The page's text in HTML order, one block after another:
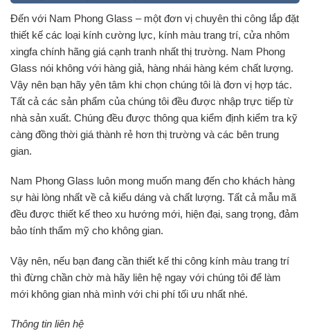
Đến với Nam Phong Glass – một đơn vị chuyên thi công lắp đặt
thiết kế các loại kính cường lực, kính màu trang trí, cửa nhôm
xingfa chính hãng giá cạnh tranh nhất thị trường. Nam Phong
Glass nói không với hàng giả, hàng nhái hàng kém chất lượng.
Vậy nên bạn hãy yên tâm khi chọn chúng tôi là đơn vị hợp tác.
Tất cả các sản phẩm của chúng tôi đều được nhập trực tiếp từ
nhà sản xuất. Chúng đều được thông qua kiểm định kiểm tra kỹ
càng đồng thời giá thành rẻ hơn thị trường và các bên trung
gian.
Nam Phong Glass luôn mong muốn mang đến cho khách hàng
sự hài lòng nhất về cả kiểu dáng và chất lượng. Tất cả mẫu mã
đều được thiết kế theo xu hướng mới, hiện đại, sang trọng, đảm
bảo tính thẩm mỹ cho không gian.
Vậy nên, nếu bạn đang cần thiết kế thi công kính màu trang trí
thì đừng chần chờ mà hãy liên hệ ngay với chúng tôi để làm
mới không gian nhà mình với chi phí tối ưu nhất nhé.
Thông tin liên hệ